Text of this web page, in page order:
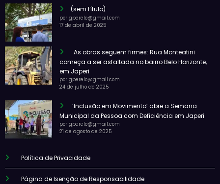
(sem título)
por gperelo@gmail.com
17 de abril de 2025
As obras seguem firmes: Rua Monteatini
começa a ser asfaltada no bairro Belo Horizonte,
em Japeri
por gperelo@gmail.com
24 de julho de 2025
‘Inclusão em Movimento’ abre a Semana
Municipal da Pessoa com Deficiência em Japeri
por gperelo@gmail.com
21 de agosto de 2025
Política de Privacidade
Página de Isenção de Responsabilidade